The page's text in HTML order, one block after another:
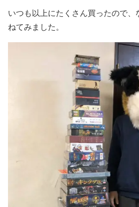
いつも以上にたくさん買ったので、
ねてみました。